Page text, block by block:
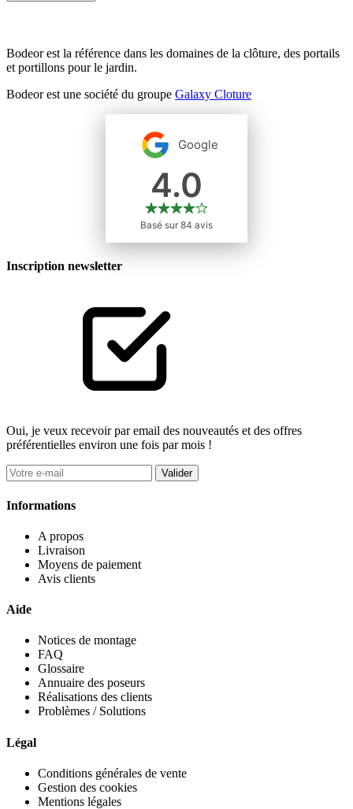
Bodeor est la référence dans les domaines de la clôture, des portails
et portillons pour le jardin.
Bodeor est une société du groupe Galaxy Cloture
Inscription newsletter
Oui, je veux recevoir par email des nouveautés et des offres
préférentielles environ une fois par mois !
Valider
Informations
A propos
Livraison
Moyens de paiement
Avis clients
Aide
Notices de montage
FAQ
Glossaire
Annuaire des poseurs
Réalisations des clients
Problèmes / Solutions
Légal
Conditions générales de vente
Gestion des cookies
Mentions légales